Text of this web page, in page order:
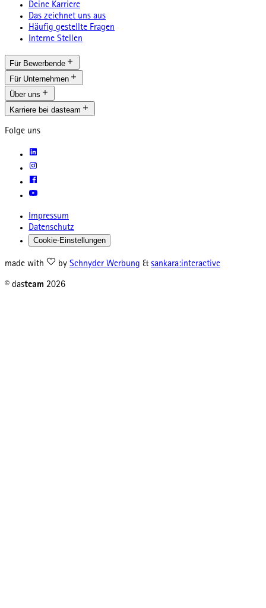
Deine Karriere
Das zeichnet uns aus
Häufig gestellte Fragen
Interne Stellen
Für Bewerbende
Für Unternehmen
Über uns
Karriere bei dasteam
Folge uns
Impressum
Datenschutz
Cookie-Einstellungen
made with by Schnyder Werbung & sankara:interactive
© dasteam 2026